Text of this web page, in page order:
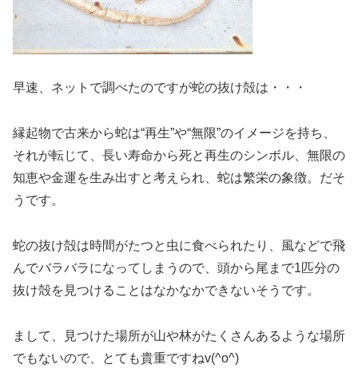
早速、ネットで調べたのですが蛇の抜け殻は・・・
縁起物で古来から蛇は“再生”や“無限”のイメージを持ち、
それが転じて、長い寿命から死と再生のシンボル、無限の
知恵や金運を生み出すと考えられ、蛇は繁栄の象徴。だそ
うです。
蛇の抜け殻は時間がたつと虫に食べられたり、風などで飛
んでバラバラになってしまうので、 頭から尾まで1匹分の
抜け殻を見つけることはなかなかできないそうです。
まして、見つけた場所が山や林がたくさんあるような場所
でもないので、とても貴重ですねv(^o^)